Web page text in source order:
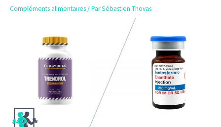
Compléments alimentaires/ ParSébastien Thovas